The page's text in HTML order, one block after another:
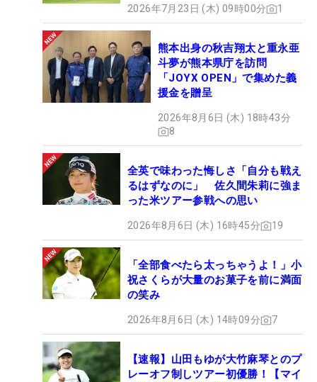
2026年7月23日 (木) 09時00分 1
熊本出身の秋吉翔太と重永亜
斗夢が熊本県庁を訪問
「JOYX OPEN」で集めた義
援金を贈呈
2026年8月6日 (木) 18時43分
8
全英で味わった悔しさ「自分も戦え
るはずなのに」 佐久間朱莉に強ま
った米ツアー参戦への思い
2026年8月6日 (木) 16時45分 19
「全部食べたら太っちゃうよ！」小
祝さくらが大量のお菓子を前に満面
の笑み
2026年8月6日 (木) 14時09分 7
【速報】山田もゆが大竹麻琴とのプ
レーオフ制しツアー初優勝！【マイ